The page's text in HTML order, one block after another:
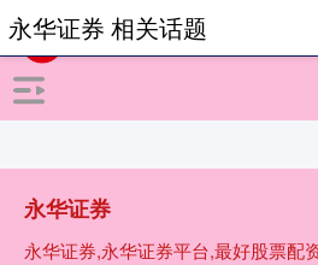
永华证券
永华证券,永华证券平台,最好股票配
永华证券 相关话题